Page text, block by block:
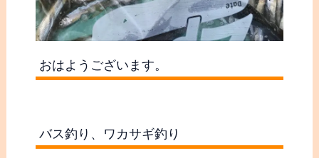
おはようございます。
バス釣り、ワカサギ釣り